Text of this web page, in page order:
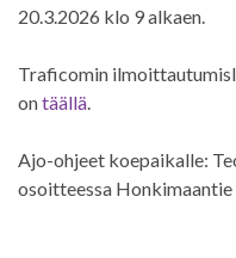
20.3.2026 klo 9 alkaen.
Traficomin
ontäällä.
Ajo-ohjeet koepaikalle:
osoitteessa Honkimaantie